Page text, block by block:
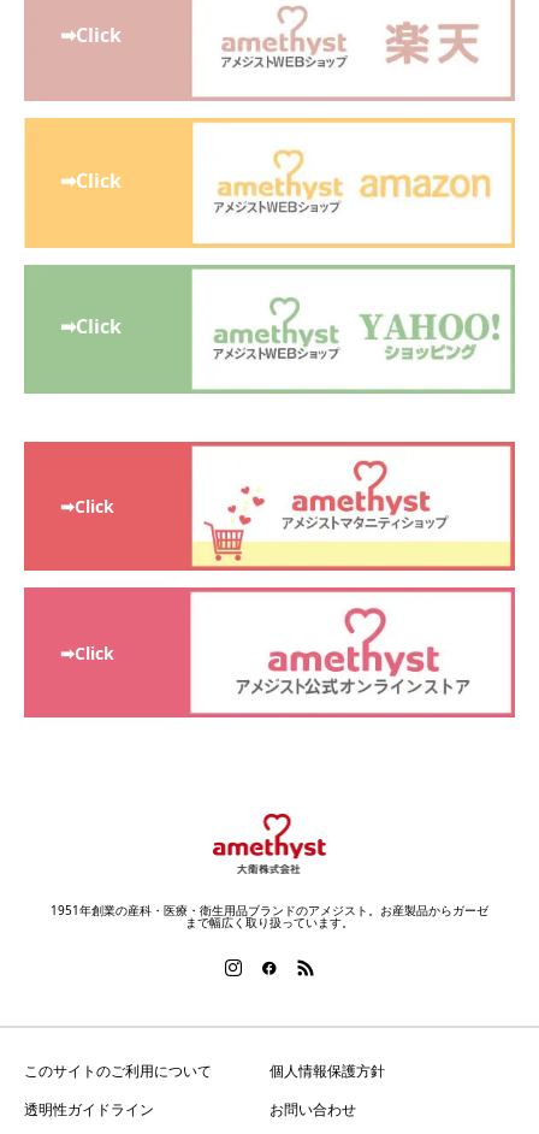
➡Click
➡Click
➡Click
➡Click
➡Click
1951年創業の産科・医療・衛生用品ブランドのアメジスト。お産製品からガーゼ
まで幅広く取り扱っています。
このサイトのご利用について
個人情報保護方針
透明性ガイドライン
お問い合わせ